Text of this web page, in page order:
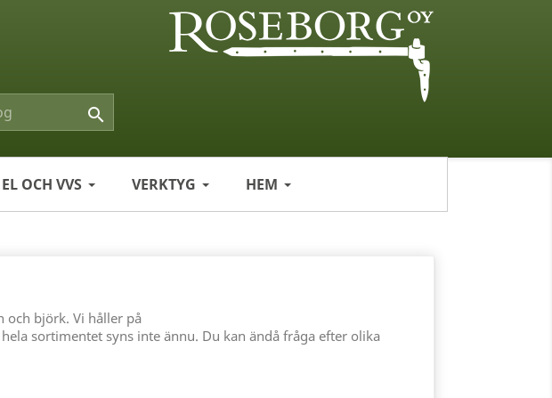

EL OCH VVS VERKTYG HEM
och björk. Vi håller på
sortimentet syns inte ännu. Du kan ändå fråga efter olika